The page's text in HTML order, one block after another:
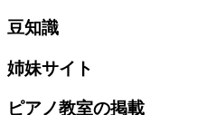
豆知識
姉妹サイト
ピアノ教室の掲載